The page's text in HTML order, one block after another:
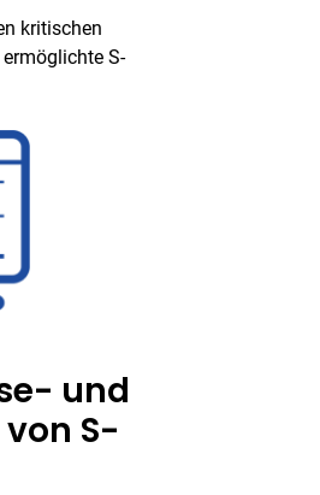
kritischen
S-
und
S-